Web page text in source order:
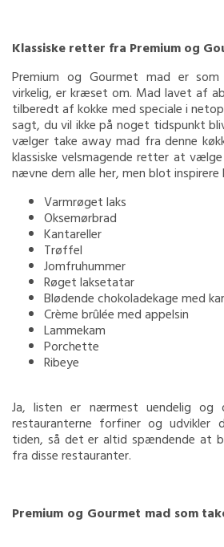
Klassiske retter fra Premium og
Premium og Gourmet mad er
virkelig, er kræset om. Mad lavet af
tilberedt af kokke med speciale i
sagt, du vil ikke på noget tidspunkt
vælger take away mad fra denne
klassiske velsmagende retter at
nævne dem alle her, men blot inspirere
Varmrøget laks
Oksemørbrad
Kantareller
Trøffel
Jomfruhummer
Røget laksetatar
Blødende chokoladekage med
Crème brûlée med appelsin
Lammekam
Porchette
Ribeye
Ja, listen er nærmest uendelig og
restauranterne forfiner og udvikler
tiden, så det er altid spændende at
fra disse restauranter.
Premium og Gourmet mad som